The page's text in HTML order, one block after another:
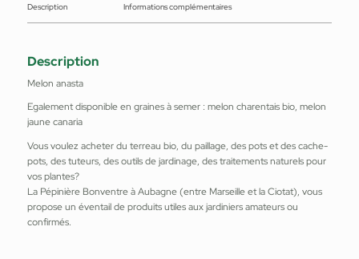
Description Informations complémentaires
Description
Melon anasta
Egalement disponible en graines à semer : melon charentais bio, melon
jaune canaria
Vous voulez acheter du terreau bio, du paillage, des pots et des cache-
pots, des tuteurs, des outils de jardinage, des traitements naturels pour
vos plantes?
La Pépinière Bonventre à Aubagne (entre Marseille et la Ciotat), vous
propose un éventail de produits utiles aux jardiniers amateurs ou
confirmés.